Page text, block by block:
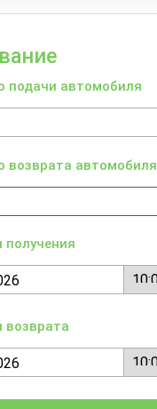
подачи автомобиля
возврата автомобиля
возврата